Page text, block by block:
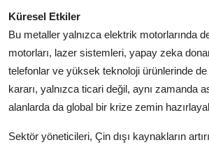
Küresel Etkiler
Bu metaller yalnızca elektrik motorlarında
motorları, lazer sistemleri, yapay zeka
telefonlar ve yüksek teknoloji ürünlerinde de
kararı, yalnızca ticari değil, aynı zamanda
alanlarda da global bir krize zemin
Sektör yöneticileri, Çin dışı kaynakların